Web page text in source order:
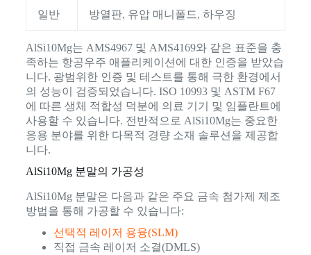
일반 방열판, 유압 매니폴드, 하우징
AlSi10Mg는 AMS4967 및 AMS4169와 같은 표준을 충
족하는 항공우주 애플리케이션에 대한 인증을 받았습
니다. 광범위한 인증 및 테스트를 통해 극한 환경에서
의 성능이 검증되었습니다. ISO 10993 및 ASTM F67
에 따른 생체 적합성 덕분에 의료 기기 및 임플란트에
사용할 수 있습니다. 전반적으로 AlSi10Mg는 중요한
응용 분야를 위한 다목적 경량 소재 솔루션을 제공합
니다.
AlSi10Mg 분말의 가공성
AlSi10Mg 분말은 다음과 같은 주요 금속 첨가제 제조
방법을 통해 가공할 수 있습니다:
선택적 레이저 용융(SLM)
직접 금속 레이저 소결(DMLS)